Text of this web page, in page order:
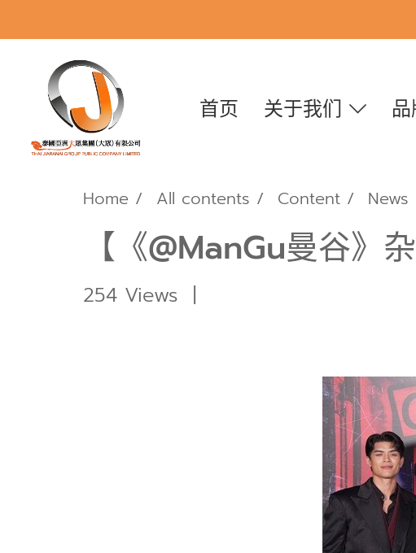
首页 关于我们
Home All contents Content News
【《@ManGu曼谷》
254 Views |